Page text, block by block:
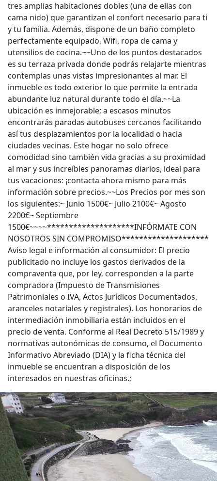
tres amplias habitaciones dobles (una de ellas con
cama nido) que garantizan el confort necesario para ti
y tu familia. Además, dispone de un baño completo
perfectamente equipado, Wifi, ropa de cama y
utensilios de cocina.~~Uno de los puntos destacados
es su terraza privada donde podrás relajarte mientras
contemplas unas vistas impresionantes al mar. El
inmueble es todo exterior lo que permite la entrada
abundante luz natural durante todo el día.~~La
ubicación es inmejorable; a escasos minutos
encontrarás paradas autobuses cercanos facilitando
así tus desplazamientos por la localidad o hacia
ciudades vecinas. Este hogar no solo ofrece
comodidad sino también vida gracias a su proximidad
al mar y sus increíbles panoramas diarios, ideal para
tus vacaciones: ¡contacta ahora mismo para más
información sobre precios.~~Los Precios por mes son
los siguientes:~ Junio 1500€~ Julio 2100€~ Agosto
2200€~ Septiembre
1500€~~~~********************INFÓRMATE CON
NOSOTROS SIN COMPROMISO********************
Aviso legal e información al consumidor: El precio
publicitado no incluye los gastos derivados de la
compraventa que, por ley, corresponden a la parte
compradora (Impuesto de Transmisiones
Patrimoniales o IVA, Actos Jurídicos Documentados,
aranceles notariales y registrales). Los honorarios de
intermediación inmobiliaria están incluidos en el
precio de venta. Conforme al Real Decreto 515/1989 y
normativas autonómicas de consumo, el Documento
Informativo Abreviado (DIA) y la ficha técnica del
inmueble se encuentran a disposición de los
interesados en nuestras oficinas.;